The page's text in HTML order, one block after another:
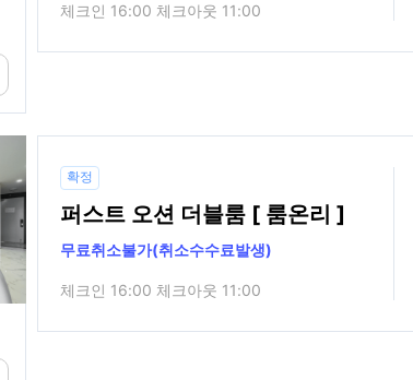
체크인 16:00 체크아웃 11:00
확정
퍼스트 오션 더블룸 [ 룸온리 ]
무료취소불가(취소수수료발생)
체크인 16:00 체크아웃 11:00